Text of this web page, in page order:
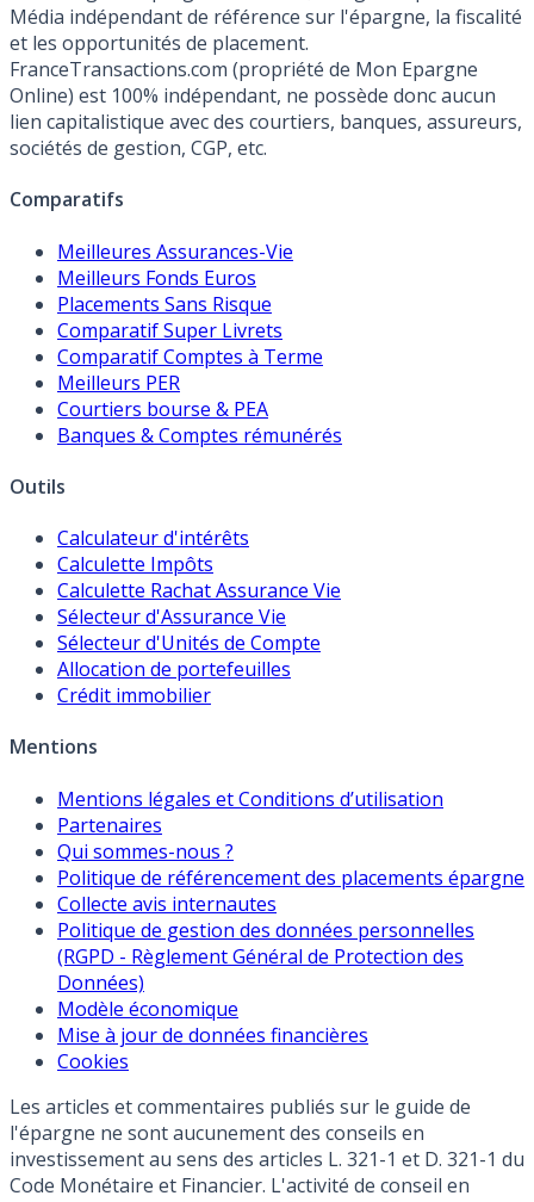
Média indépendant de référence sur l'épargne, la fiscalité
et les opportunités de placement.
FranceTransactions.com (propriété de Mon Epargne
Online) est 100% indépendant, ne possède donc aucun
lien capitalistique avec des courtiers, banques, assureurs,
sociétés de gestion, CGP, etc.
Comparatifs
Meilleures Assurances-Vie
Meilleurs Fonds Euros
Placements Sans Risque
Comparatif Super Livrets
Comparatif Comptes à Terme
Meilleurs PER
Courtiers bourse & PEA
Banques & Comptes rémunérés
Outils
Calculateur d'intérêts
Calculette Impôts
Calculette Rachat Assurance Vie
Sélecteur d'Assurance Vie
Sélecteur d'Unités de Compte
Allocation de portefeuilles
Crédit immobilier
Mentions
Mentions légales et Conditions d’utilisation
Partenaires
Qui sommes-nous ?
Politique de référencement des placements épargne
Collecte avis internautes
Politique de gestion des données personnelles
(RGPD - Règlement Général de Protection des
Données)
Modèle économique
Mise à jour de données financières
Cookies
Les articles et commentaires publiés sur le guide de
l'épargne ne sont aucunement des conseils en
investissement au sens des articles L. 321-1 et D. 321-1 du
Code Monétaire et Financier. L'activité de conseil en